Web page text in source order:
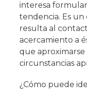
interesa
tendencia. Es
resulta al
acercamiento a
que
circunstancias
¿Cómo puede